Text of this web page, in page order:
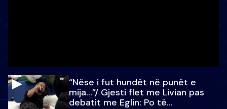
“Nëse i fut hundët në punët e
mija…”/ Gjesti flet me Livian pas
debatit me Eglin: Po të